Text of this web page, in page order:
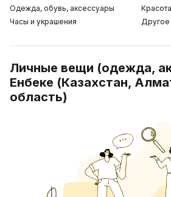
Одежда, обувь, аксессуары
Часы и украшения
Другое
Личные вещи (одежда,
Енбеке (Казахстан,
область)